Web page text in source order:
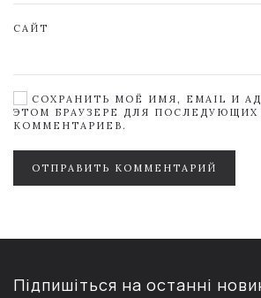
САЙТ
СОХРАНИТЬ МОЁ ИМЯ, EMAIL И
ЭТОМ БРАУЗЕРЕ ДЛЯ
КОММЕНТАРИЕВ.
ОТПРАВИТЬ КОММЕНТАРИЙ
Підпишіться на останні